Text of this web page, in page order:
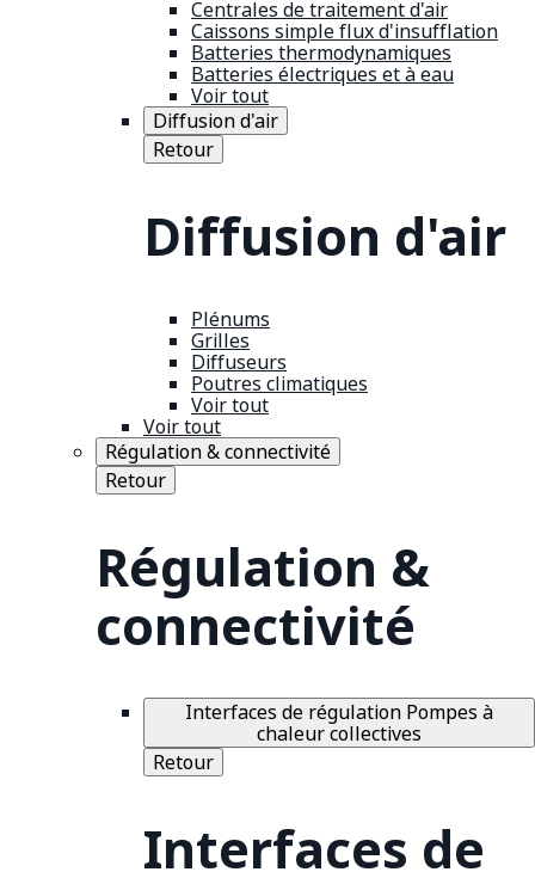
Centrales de traitement d'air
Caissons simple flux d'insufflation
Batteries thermodynamiques
Batteries électriques et à eau
Voir tout
Diffusion d'air
Retour
Diffusion d'air
Plénums
Grilles
Diffuseurs
Poutres climatiques
Voir tout
Voir tout
Régulation & connectivité
Retour
Régulation &
connectivité
Interfaces de régulation Pompes à
chaleur collectives
Retour
Interfaces de